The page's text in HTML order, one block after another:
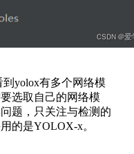
yolox有多个网络模
选取自己的网络模
题，只关注与检测的
的是YOLOX-x。